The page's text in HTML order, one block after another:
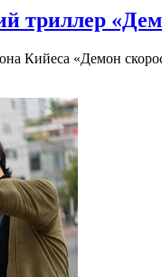
триллер
Кийеса «Демон